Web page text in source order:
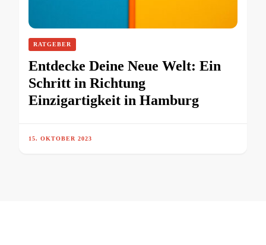
RATGEBER
Entdecke Deine Neue Welt: Ein
Schritt in Richtung
Einzigartigkeit in Hamburg
15. OKTOBER 2023